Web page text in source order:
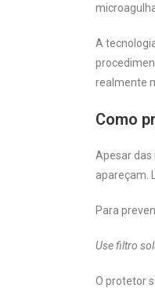
A
realmente
Como
Apesar
apareçam.
Para
Use filtro
O protetor